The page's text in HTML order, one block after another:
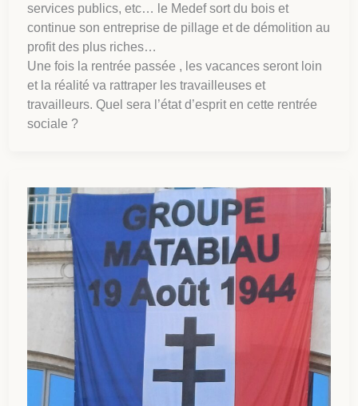
services publics, etc… le Medef sort du bois et
continue son entreprise de pillage et de démolition au
profit des plus riches…
Une fois la rentrée passée , les vacances seront loin
et la réalité va rattraper les travailleuses et
travailleurs. Quel sera l’état d’esprit en cette rentrée
sociale ?